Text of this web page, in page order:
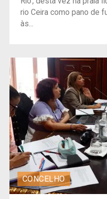
rio Ceira como pano de
às...
CONCELHO